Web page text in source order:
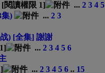
閱讀權限 1] ... 2 3 4 5
) ... 2 3
) [全集] 謝謝
1] ... 2 3 4 5 6
] ... 2 3 4 5 6 .. 15